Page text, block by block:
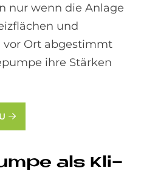
nur wenn die Anlage
und
Ort abgestimmt
ihre Stärken
als Kli­